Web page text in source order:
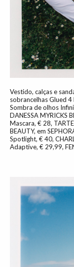
Vestido, calças e
sobrancelhas Glued
Sombra de olhos
DANESSA MYRICKS
Mascara, € 28,
BEAUTY, em
Spotlight, € 40,
Adaptive, € 29,99,